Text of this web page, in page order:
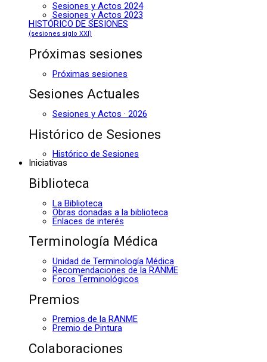
Sesiones y Actos 2024
Sesiones y Actos 2023
HISTÓRICO DE SESIONES
(sesiones siglo XXI)
Próximas sesiones
Próximas sesiones
Sesiones Actuales
Sesiones y Actos · 2026
Histórico de Sesiones
Histórico de Sesiones
Iniciativas
Biblioteca
La Biblioteca
Obras donadas a la biblioteca
Enlaces de interés
Terminología Médica
Unidad de Terminología Médica
Recomendaciones de la RANME
Foros Terminológicos
Premios
Premios de la RANME
Premio de Pintura
Colaboraciones